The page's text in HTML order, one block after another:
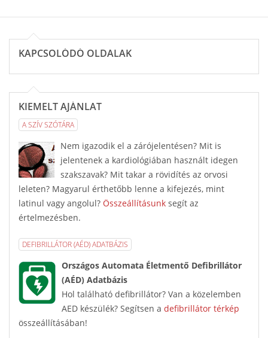
KAPCSOLÓDÓ OLDALAK
KIEMELT AJÁNLAT
A SZÍV SZÓTÁRA
Nem igazodik el a zárójelentésen? Mit is
jelentenek a kardiológiában használt idegen
szakszavak? Mit takar a rövidítés az orvosi
leleten? Magyarul érthetőbb lenne a kifejezés, mint
latinul vagy angolul? Összeállításunk segít az
értelmezésben.
DEFIBRILLÁTOR (AÉD) ADATBÁZIS
Országos Automata Életmentő Defibrillátor
(AÉD) Adatbázis
Hol található defibrillátor? Van a közelemben
AED készülék? Segítsen a defibrillátor térkép
összeállításában!